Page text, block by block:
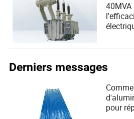
40MVA
Derniers messages
pour